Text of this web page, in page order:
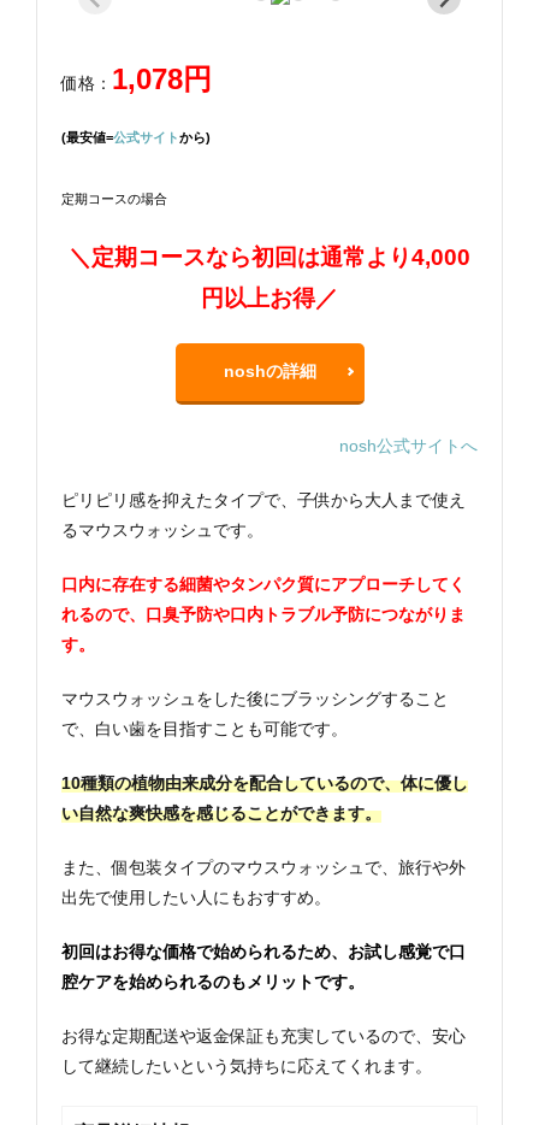
価格： 1,078円
(最安値=公式サイトから)
定期コースの場合
＼定期コースなら初回は通常より4,000
円以上お得／
noshの詳細
nosh公式サイトへ
ピリピリ感を抑えたタイプで、子供から大人まで使え
るマウスウォッシュです。
口内に存在する細菌やタンパク質にアプローチしてく
れるので、口臭予防や口内トラブル予防につながりま
す。
マウスウォッシュをした後にブラッシングすること
で、白い歯を目指すことも可能です。
10種類の植物由来成分を配合しているので、体に優し
い自然な爽快感を感じることができます。
また、個包装タイプのマウスウォッシュで、旅行や外
出先で使用したい人にもおすすめ。
初回はお得な価格で始められるため、お試し感覚で口
腔ケアを始められるのもメリットです。
お得な定期配送や返金保証も充実しているので、安心
して継続したいという気持ちに応えてくれます。